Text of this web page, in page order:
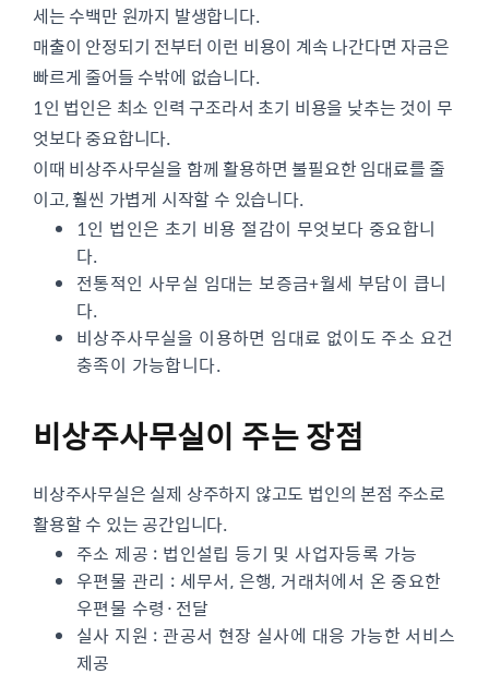
세는 수백만 원까지 발생합니다.
매출이 안정되기 전부터 이런 비용이 계속 나간다면 자금은
빠르게 줄어들 수밖에 없습니다.
1인 법인은 최소 인력 구조라서 초기 비용을 낮추는 것이 무
엇보다 중요합니다.
이때 비상주사무실을 함께 활용하면 불필요한 임대료를 줄
이고, 훨씬 가볍게 시작할 수 있습니다.
1인 법인은 초기 비용 절감이 무엇보다 중요합니
다.
전통적인 사무실 임대는 보증금+월세 부담이 큽니
다.
비상주사무실을 이용하면 임대료 없이도 주소 요건
충족이 가능합니다.
비상주사무실이 주는 장점
비상주사무실은 실제 상주하지 않고도 법인의 본점 주소로
활용할 수 있는 공간입니다.
주소 제공 : 법인설립 등기 및 사업자등록 가능
우편물 관리 : 세무서, 은행, 거래처에서 온 중요한
우편물 수령·전달
실사 지원 : 관공서 현장 실사에 대응 가능한 서비스
제공